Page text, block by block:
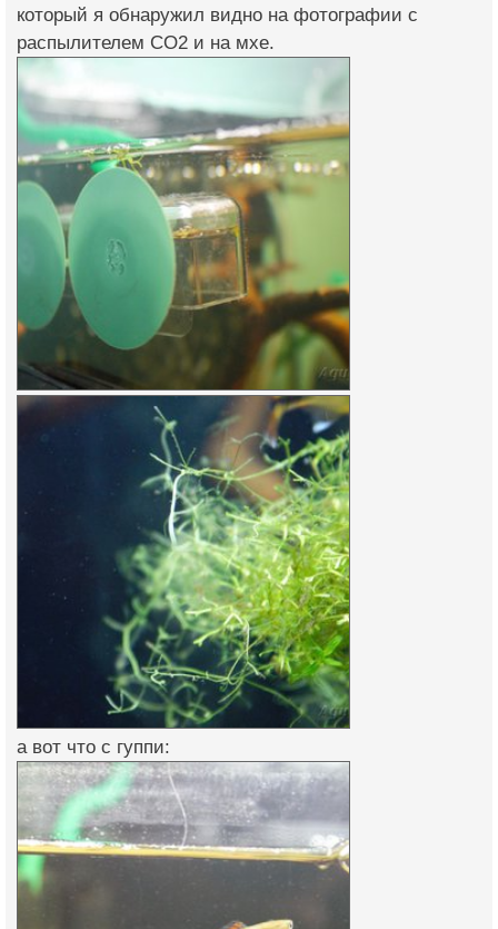
который я обнаружил видно на фотографии с
распылителем CO2 и на мхе.
а вот что с гуппи: